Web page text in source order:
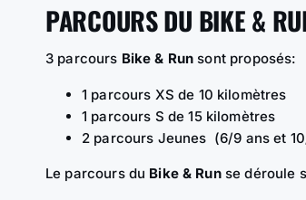
PARCOURS DU BIKE &
3 parcours Bike & Run sont proposés:
1 parcours XS de 10 kilomètres
1 parcours S de 15 kilomètres
2 parcours Jeunes (6/9 ans et
Le parcours du Bike & Runse déroule